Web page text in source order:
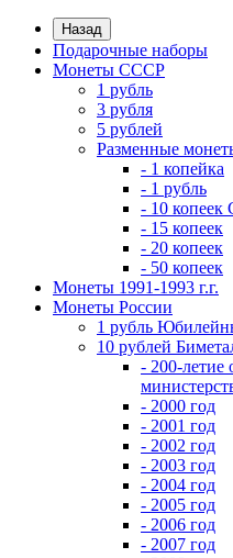
Назад
Подарочные наборы
Монеты СССР
1 рубль
3 рубля
5 рублей
Разменные
- 1 копейка
- 1 рубль
- 10
- 15 копеек
- 20 копеек
- 50 копеек
Монеты 1991-1993 г.г.
Монеты России
1 рубль
10 рублей
- 200-летие
- 2000 год
- 2001 год
- 2002 год
- 2003 год
- 2004 год
- 2005 год
- 2006 год
- 2007 год